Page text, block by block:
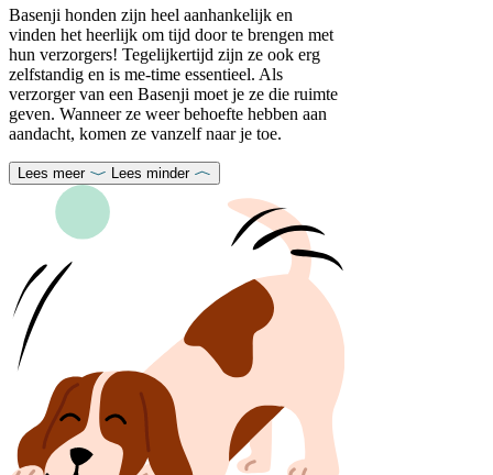
Basenji honden zijn heel aanhankelijk en
vinden het heerlijk om tijd door te brengen met
hun verzorgers! Tegelijkertijd zijn ze ook erg
zelfstandig en is me-time essentieel. Als
verzorger van een Basenji moet je ze die ruimte
geven. Wanneer ze weer behoefte hebben aan
aandacht, komen ze vanzelf naar je toe.
Lees meer Lees minder